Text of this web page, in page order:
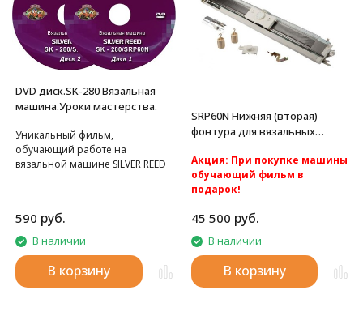
DVD диск.SK-280 Вязальная
машина.Уроки мастерства.
Уникальный фильм,
обучающий работе на
вязальной машине SILVER REED
590 руб.
В наличии
В корзину
SRP60N Нижняя (вторая)
фонтура для вязальных
Акция: При покупке машины
обучающий фильм в
подарок!
доставка по России.
Вторая фонтура к вязальным
машинам 5 класса Silver Reed
SK280 и Silver Reed SK840.
45 500 руб.
В наличии
В корзину